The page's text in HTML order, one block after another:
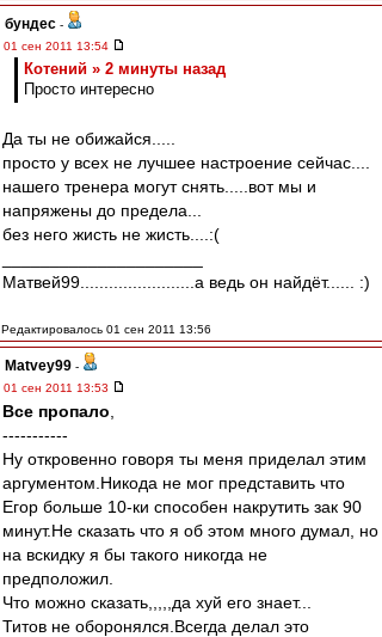
бундес -
01 сен 2011 13:54
Котений » 2 минуты назад
Просто интересно
Да ты не обижайся.....
просто у всех не лучшее настроение сейчас....
нашего тренера могут снять.....вот мы и
напряжены до предела...
без него жисть не жисть....:(
Матвей99........................а ведь он найдёт...... :)
Редактировалось 01 сен 2011 13:56
Matvey99 -
01 сен 2011 13:53
Все пропало
-----------
Ну откровенно говоря ты меня приделал этим
аргументом.Никода не мог представить что
Егор больше 10-ки способен накрутить зак 90
минут.Не сказать что я об этом много думал, но
на вскидку я бы такого никогда не
предположил.
Что можно сказать,,,,,да хуй его знает...
Титов не оборонялся.Всегда делал это